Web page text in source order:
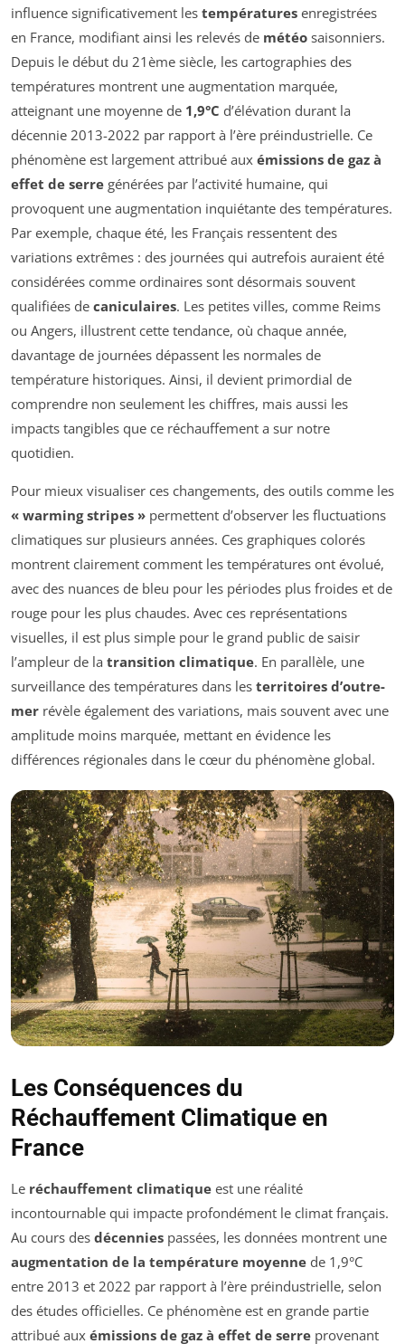
influence significativement les températures enregistrées
en France, modifiant ainsi les relevés de météo saisonniers.
Depuis le début du 21ème siècle, les cartographies des
températures montrent une augmentation marquée,
atteignant une moyenne de 1,9°C d’élévation durant la
décennie 2013-2022 par rapport à l’ère préindustrielle. Ce
phénomène est largement attribué aux émissions de gaz à
effet de serre générées par l’activité humaine, qui
provoquent une augmentation inquiétante des températures.
Par exemple, chaque été, les Français ressentent des
variations extrêmes : des journées qui autrefois auraient été
considérées comme ordinaires sont désormais souvent
qualifiées de caniculaires. Les petites villes, comme Reims
ou Angers, illustrent cette tendance, où chaque année,
davantage de journées dépassent les normales de
température historiques. Ainsi, il devient primordial de
comprendre non seulement les chiffres, mais aussi les
impacts tangibles que ce réchauffement a sur notre
quotidien.
Pour mieux visualiser ces changements, des outils comme les
« warming stripes » permettent d’observer les fluctuations
climatiques sur plusieurs années. Ces graphiques colorés
montrent clairement comment les températures ont évolué,
avec des nuances de bleu pour les périodes plus froides et de
rouge pour les plus chaudes. Avec ces représentations
visuelles, il est plus simple pour le grand public de saisir
l’ampleur de la transition climatique. En parallèle, une
surveillance des températures dans les territoires d’outre-
mer révèle également des variations, mais souvent avec une
amplitude moins marquée, mettant en évidence les
différences régionales dans le cœur du phénomène global.
Les Conséquences du
Réchauffement Climatique en
France
Le réchauffement climatique est une réalité
incontournable qui impacte profondément le climat français.
Au cours des décennies passées, les données montrent une
augmentation de la température moyenne de 1,9°C
entre 2013 et 2022 par rapport à l’ère préindustrielle, selon
des études officielles. Ce phénomène est en grande partie
attribué aux émissions de gaz à effet de serre provenant